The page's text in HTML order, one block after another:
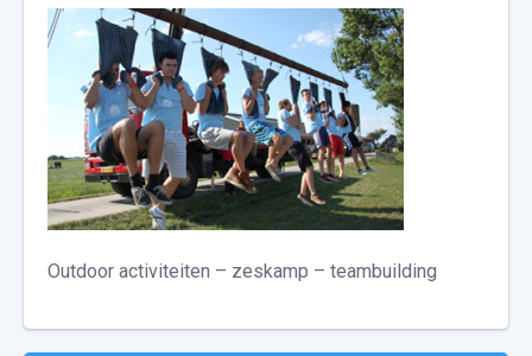
Outdoor activiteiten – zeskamp – teambuilding